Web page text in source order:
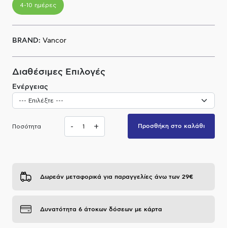
Α.Μ.Ε.Α
4-10 ημέρες
BRAND: Vancor
Διαθέσιμες Επιλογές
Ενέργειας
Ποσότητα - + Προσθήκη στο καλάθι
Δωρεάν μεταφορικά για παραγγελίες άνω των 29€
Δυνατότητα 6 άτοκων δόσεων με κάρτα